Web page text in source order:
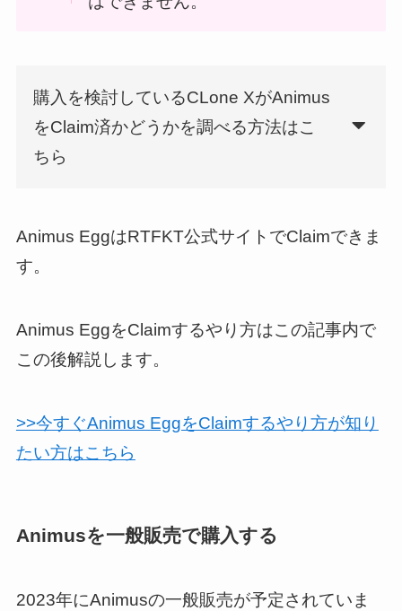
購入を検討しているCLone XがAnimus
をClaim済かどうかを調べる方法はこ
ちら
Animus EggはRTFKT公式サイトでClaimできま
す。
Animus EggをClaimするやり方はこの記事内で
この後解説します。
>>今すぐAnimus EggをClaimするやり方が知り
たい方はこちら
Animusを一般販売で購入する
2023年にAnimusの一般販売が予定されていま